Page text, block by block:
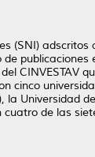
(SNI) adscritos
CINVESTAV
cinco
Universidad
cuatro de las